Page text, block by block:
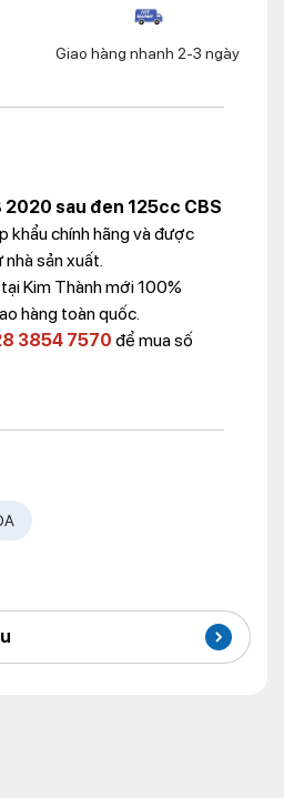
Giao hàng nhanh 2-3 ngày
2020 sau đen 125cc CBS
khẩu chính hãng và được
nhà sản xuất.
Kim Thành mới 100%
hàng toàn quốc.
3854 7570 để mua số